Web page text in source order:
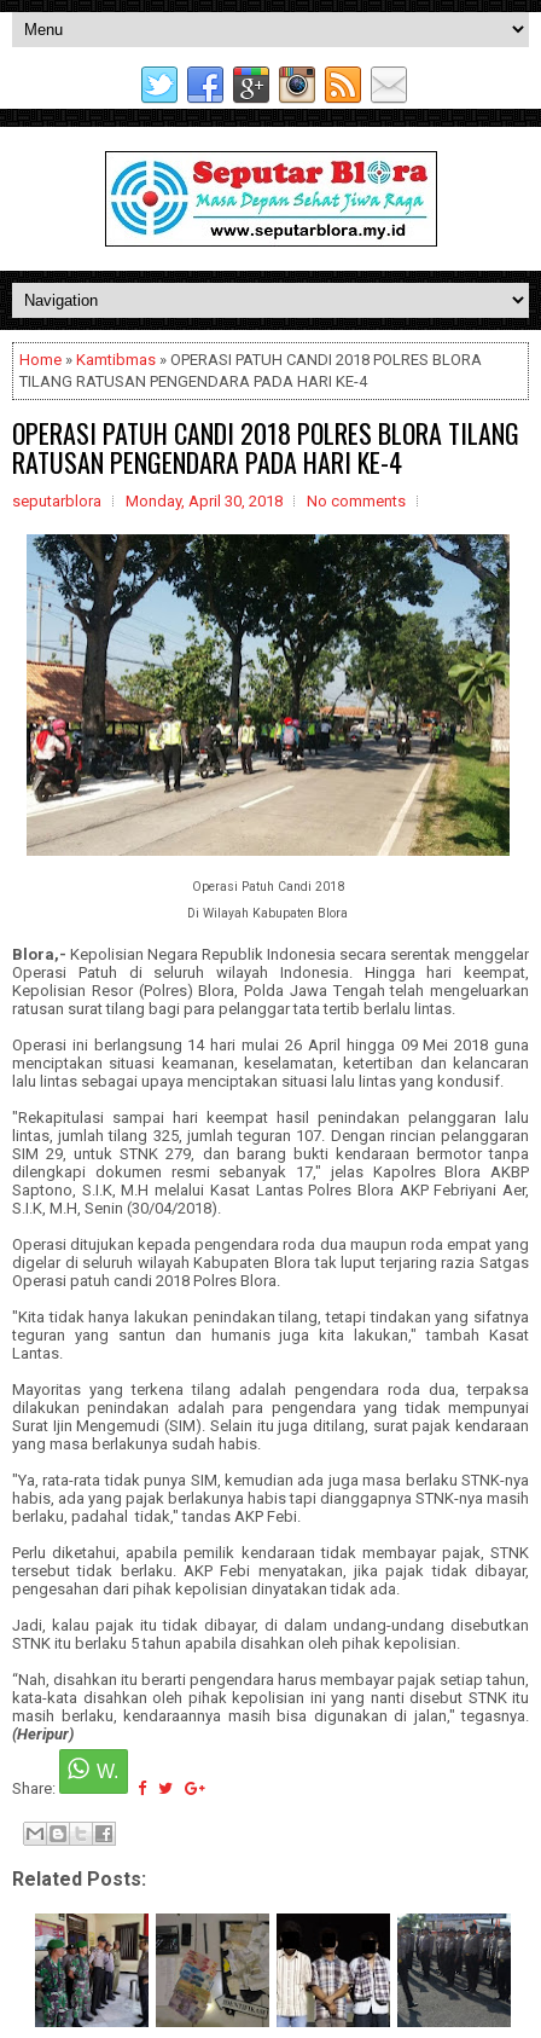
Home » Kamtibmas » OPERASI PATUH CANDI 2018 POLRES BLORA
TILANG RATUSAN PENGENDARA PADA HARI KE-4
OPERASI PATUH CANDI 2018 POLRES BLORA TILANG
RATUSAN PENGENDARA PADA HARI KE-4
seputarblora Monday, April 30, 2018 No comments
Operasi Patuh Candi 2018
Di Wilayah Kabupaten Blora
Blora,- Kepolisian Negara Republik Indonesia secara serentak menggelar
Operasi Patuh di seluruh wilayah Indonesia. Hingga hari keempat,
Kepolisian Resor (Polres) Blora, Polda Jawa Tengah telah mengeluarkan
ratusan surat tilang bagi para pelanggar tata tertib berlalu lintas.
Operasi ini berlangsung 14 hari mulai 26 April hingga 09 Mei 2018 guna
menciptakan situasi keamanan, keselamatan, ketertiban dan kelancaran
lalu lintas sebagai upaya menciptakan situasi lalu lintas yang kondusif.
"Rekapitulasi sampai hari keempat hasil penindakan pelanggaran lalu
lintas, jumlah tilang 325, jumlah teguran 107. Dengan rincian pelanggaran
SIM 29, untuk STNK 279, dan barang bukti kendaraan bermotor tanpa
dilengkapi dokumen resmi sebanyak 17," jelas Kapolres Blora AKBP
Saptono, S.I.K, M.H melalui Kasat Lantas Polres Blora AKP Febriyani Aer,
S.I.K, M.H, Senin (30/04/2018).
Operasi ditujukan kepada pengendara roda dua maupun roda empat yang
digelar di seluruh wilayah Kabupaten Blora tak luput terjaring razia Satgas
Operasi patuh candi 2018 Polres Blora.
"Kita tidak hanya lakukan penindakan tilang, tetapi tindakan yang sifatnya
teguran yang santun dan humanis juga kita lakukan," tambah Kasat
Lantas.
Mayoritas yang terkena tilang adalah pengendara roda dua, terpaksa
dilakukan penindakan adalah para pengendara yang tidak mempunyai
Surat Ijin Mengemudi (SIM) . Selain itu juga ditilang suratpajak kendaraan
yang masa berlakunya sudah habis.
"Ya, rata-rata tidak punya SIM, kemudian ada juga masa berlaku STNK-nya
habis, ada yang pajak berlakunya habis tapi dianggapnya STNK-nya masih
berlaku, padahal tidak," tandas AKP Febi.
Perlu diketahui , apabila pemilik kendaraan tidak membayar pajak, STNK
tersebut tidak berlaku. AKP Febi menyatakan, jika pajak tidak dibayar,
pengesahan dari pihak kepolisian dinyatakan tidak ada.
Jadi, kalau pajak itu tidak dibayar, di dalam undang-undang disebutkan
STNK itu berlaku 5 tahun apabila disahkan oleh pihak kepolisian.
“Nah, disahkan itu berarti pengendara harus membayar pajak setiap tahun
kata-kata disahkan oleh pihak kepolisian ini yang nanti disebut STNK itu
masih berlaku, kendaraannya masih bisa digunakan di jalan," tegasnya.
(Heripur)
Share:
Related Posts: